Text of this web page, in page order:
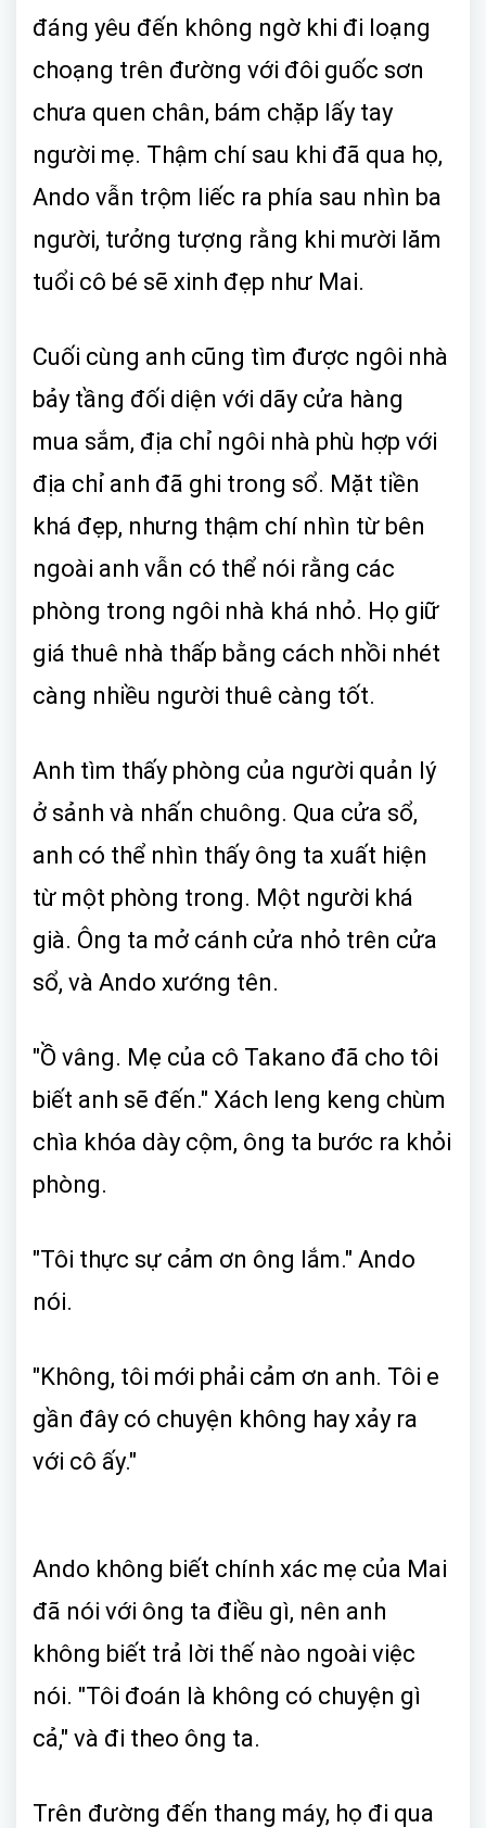
đáng yêu đến không ngờ khi đi loạng
choạng trên đường với đôi guốc sơn
chưa quen chân, bám chặp lấy tay
người mẹ. Thậm chí sau khi đã qua họ,
Ando vẫn trộm liếc ra phía sau nhìn ba
người, tưởng tượng rằng khi mười lăm
tuổi cô bé sẽ xinh đẹp như Mai.
Cuối cùng anh cũng tìm được ngôi nhà
bảy tầng đối diện với dãy cửa hàng
mua sắm, địa chỉ ngôi nhà phù hợp với
địa chỉ anh đã ghi trong sổ. Mặt tiền
khá đẹp, nhưng thậm chí nhìn từ bên
ngoài anh vẫn có thể nói rằng các
phòng trong ngôi nhà khá nhỏ. Họ giữ
giá thuê nhà thấp bằng cách nhồi nhét
càng nhiều người thuê càng tốt.
Anh tìm thấy phòng của người quản lý
ở sảnh và nhấn chuông. Qua cửa sổ,
anh có thể nhìn thấy ông ta xuất hiện
từ một phòng trong. Một người khá
già. Ông ta mở cánh cửa nhỏ trên cửa
sổ, và Ando xướng tên.
"Ồ vâng. Mẹ của cô Takano đã cho tôi
biết anh sẽ đến." Xách leng keng chùm
chìa khóa dày cộm, ông ta bước ra khỏi
phòng.
"Tôi thực sự cảm ơn ông lắm." Ando
nói.
"Không, tôi mới phải cảm ơn anh. Tôi e
gần đây có chuyện không hay xảy ra
với cô ấy."
Ando không biết chính xác mẹ của Mai
đã nói với ông ta điều gì, nên anh
không biết trả lời thế nào ngoài việc
nói. "Tôi đoán là không có chuyện gì
cả," và đi theo ông ta.
Trên đường đến thang máy, họ đi qua